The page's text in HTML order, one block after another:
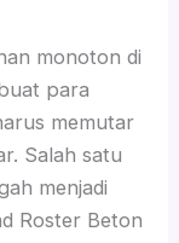
monoton di
para
memutar
Salah satu
menjadi
Roster Beton